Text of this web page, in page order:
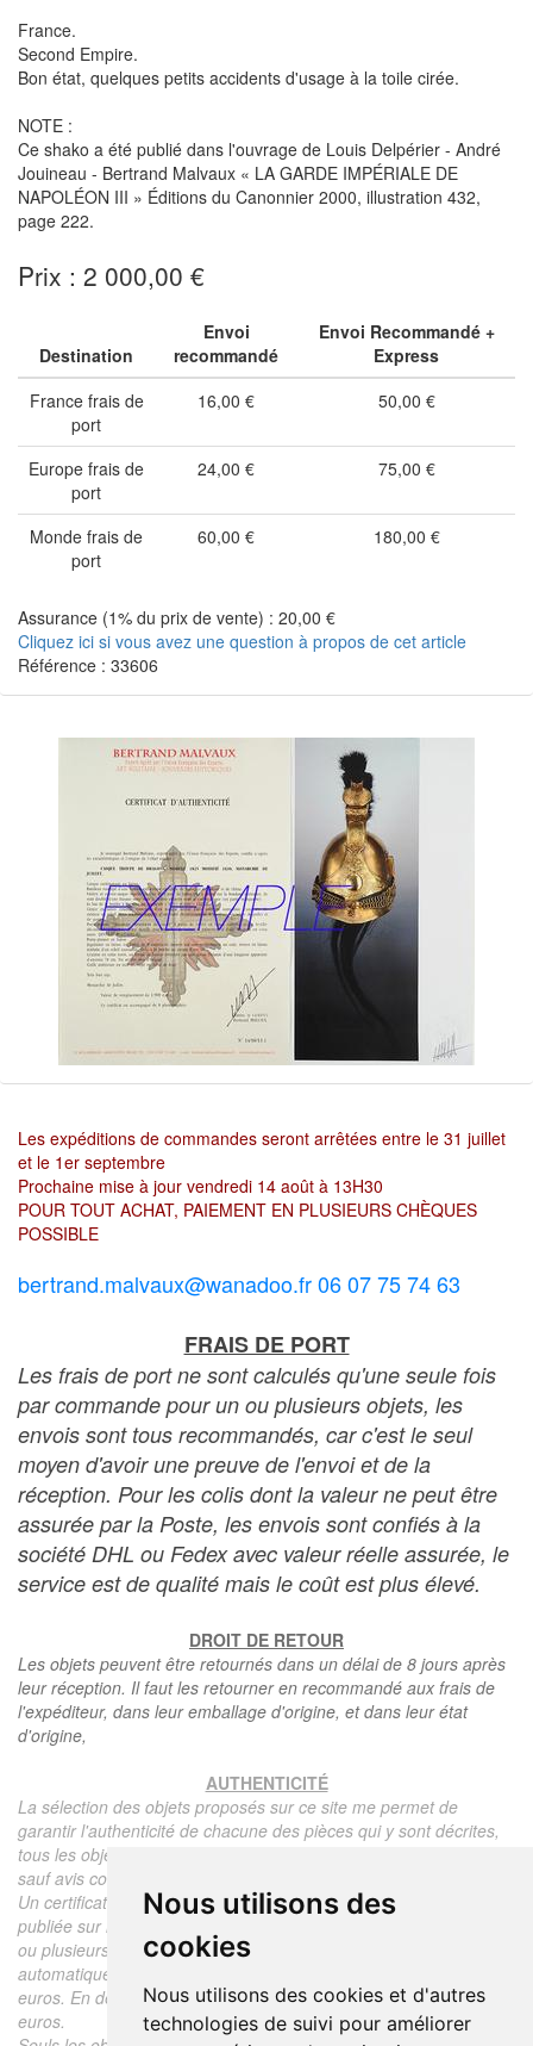
Nous utilisons des
cookies
Nous utilisons des cookies et d'autres
technologies de suivi pour améliorer
France.
Second Empire.
Bon état, quelques petits accidents d'usage à la toile cirée.
NOTE :
Ce shako a été publié dans l'ouvrage de Louis Delpérier - André
Jouineau - Bertrand Malvaux « LA GARDE IMPÉRIALE DE
NAPOLÉON III » Éditions du Canonnier 2000, illustration 432,
page 222.
Prix : 2 000,00 €
Destination
Envoi
recommandé
Envoi Recommandé +
Express
France frais de
port
16,00 € 50,00 €
Europe frais de
port
24,00 € 75,00 €
Monde frais de
port
60,00 € 180,00 €
Assurance (1% du prix de vente) : 20,00 €
Cliquez ici si vous avez une question à propos de cet article
Référence : 33606
Les expéditions de commandes seront arrêtées entre le 31 juillet
et le 1er septembre
Prochaine mise à jour vendredi 14 août à 13H30
POUR TOUT ACHAT, PAIEMENT EN PLUSIEURS CHÈQUES
POSSIBLE
bertrand.malvaux@wanadoo.fr 06 07 75 74 63
FRAIS DE PORT
Les frais de port ne sont calculés qu'une seule fois
par commande pour un ou plusieurs objets, les
envois sont tous recommandés, car c'est le seul
moyen d'avoir une preuve de l'envoi et de la
réception. Pour les colis dont la valeur ne peut être
assurée par la Poste, les envois sont confiés à la
société DHL ou Fedex avec valeur réelle assurée, le
service est de qualité mais le coût est plus élevé.
DROIT DE RETOUR
Les objets peuvent être retournés dans un délai de 8 jours après
leur réception. Il faut les retourner en recommandé aux frais de
l'expéditeur, dans leur emballage d'origine, et dans leur état
d'origine,
AUTHENTICITÉ
La sélection des objets proposés sur ce site me permet de
garantir l'authenticité de chacune des pièces qui y sont décrites,
tous les objets proposés sont garantis d'époque et authentiques,
sauf avis contraire ou restriction dans la description.
Un certificat d'authenticité de l'objet reprenant la description
publiée sur le site, l'époque, le prix de vente, accompagné d'une
ou plusieurs photographies en couleurs est communiqué
automatiquement pour tout objet dont le prix est supérieur à 130
euros. En dessous de ce prix chaque certificat est facturé 5
euros.